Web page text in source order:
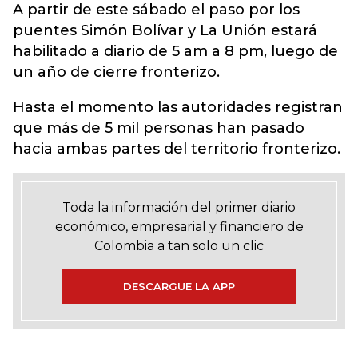
A partir de este sábado el paso por los
puentes Simón Bolívar y La Unión estará
habilitado a diario de 5 am a 8 pm, luego de
un año de cierre fronterizo.
Hasta el momento las autoridades registran
que más de 5 mil personas han pasado
hacia ambas partes del territorio fronterizo.
Toda la información del primer diario
económico, empresarial y financiero de
Colombia a tan solo un clic
DESCARGUE LA APP